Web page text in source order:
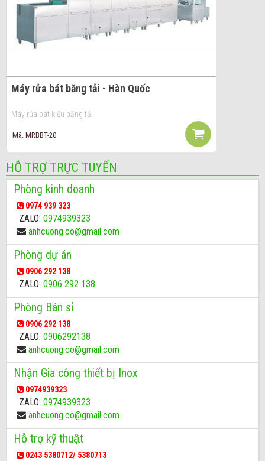
Máy rửa bát băng tải - Hàn Quốc
Máy rửa bát kiểu băng tải
Mã: MRBBT-20
HỖ TRỢ TRỰC TUYẾN
Phòng kinh doanh
0974 939 323
ZALO: 0974939323
anhcuong.co@gmail.com
Phòng dự án
0906 292 138
ZALO: 0906 292 138
Phòng Bán sỉ
0906 292 138
ZALO: 0906292138
anhcuong.co@gmail.com
Nhận Gia công thiết bị Inox
0974939323
ZALO: 0974939323
anhcuong.co@gmail.com
Hỗ trợ kỹ thuật
0243 5380712/ 5380713